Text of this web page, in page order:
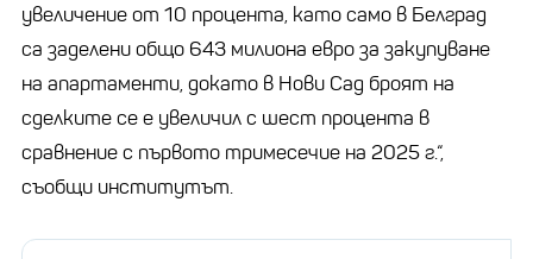
увеличение от 10 процента, като само в Белград
са заделени общо 643 милиона евро за закупуване
на апартаменти, докато в Нови Сад броят на
сделките се е увеличил с шест процента в
сравнение с първото тримесечие на 2025 г.“,
съобщи институтът.